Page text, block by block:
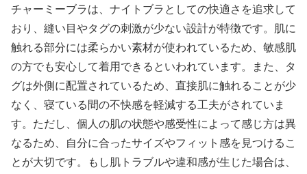
チャーミーブラは、ナイトブラとしての快適さを追求して
おり、縫い目やタグの刺激が少ない設計が特徴です。肌に
触れる部分には柔らかい素材が使われているため、敏感肌
の方でも安心して着用できるといわれています。また、タ
グは外側に配置されているため、直接肌に触れることが少
なく、寝ている間の不快感を軽減する工夫がされていま
す。ただし、個人の肌の状態や感受性によって感じ方は異
なるため、自分に合ったサイズやフィット感を見つけるこ
とが大切です。もし肌トラブルや違和感が生じた場合は、